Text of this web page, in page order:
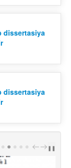
dissertasiya
dissertasiya
PREV
NEXT
❚❚